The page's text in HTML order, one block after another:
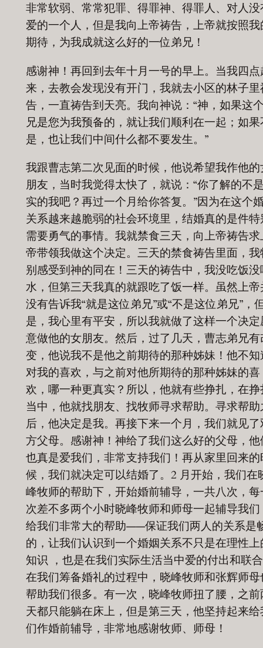
非常软弱、常常犯罪、得罪神、得罪人、对人没
爱的一个人，但是我向上帝祷告，上帝就按照我
期待，为我成就这么好的一位弟兄！
感谢神！再回到去年十月一号的早上。当我四点
来，去教会发现没有开门，我就去小区的林子里
告，一直祷告到天亮。我向神说：“神，如果这
兄是您为我预备的，就让我们顺利在一起；如果
是，也让我们中间什么都不要发生。”
我跟曹志第二次见面的时候，他说希望我作他的
朋友，当时我觉得太快了，就说：“你了解的不
实的我吧？再过一个月给你答复。”因为在这个
关系越来越脆弱的社会环境里，结婚真的是件特
需要勇气的事情。我就禁食三天，向上帝祷告求
帝带领我做这个决定。三天的禁食祷告里面，我
别感受到神的同在！三天的祷告中，我没吃饭没
水，但第三天我真的就跟吃了饭一样。虽然上帝
没有告诉我“就是这位弟兄”或“不是这位弟兄”，
是，我心里有平安，所以我就做了这样一个决定
意做他的女朋友。然后，过了几天，曹志弟兄有
变，他说我不是他之前期待的那种姊妹！他不知
对我的喜欢，与之前对他所期待的那种姊妹的喜
欢，哪一种更真实？所以，他就有些挣扎，在挣
当中，他就找朋友、找牧师寻求帮助。寻求帮助
后，他决定是我。再接下来一个月，我们就见了
方父母。感谢神！神给了我们这么好的父母，他
也真是爱我们，非常支持我们！再从家里回来的
候，我们就决定可以结婚了。2 月开始，我们在
峰牧师的帮助下，开始婚前辅导，一共八次，每
次差不多两个小时晓峰牧师和师母一起辅导我们
给我们非常大的帮助——保证我们两人的关系是
的，让我们认识到一个婚姻关系不只是在理性上
知识 ，也是在我们实际生活当中爱的付出和联
在我们筹备婚礼的过程中，晓峰牧师和张辉师母
帮助我们很多。有一次，晓峰牧师扭了腰，之前
天都只能躺在床上，但是第三天，他坚持起来给
们作婚前辅导，非常地感谢牧师、师母！